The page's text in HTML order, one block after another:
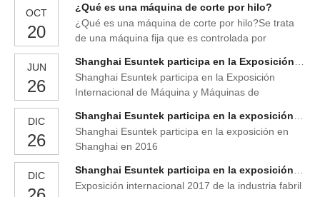
numérico computarizado), además de un hilo
metálico que se desplaza y corta. De esta forma
es posible fabricar y mecanizar piezas de gran
precisión. Las herramientas
OCT
20
¿Qué es una máquina de corte por hilo?
¿Qué es una máquina de corte por hilo?Se trata
de una máquina fija que es controlada por
numérico computarizado), además de un hilo
metálico que se desplaza y corta. De esta forma
es posible fabricar y mecanizar piezas de gran
precisión. Las herramientas
JUN
26
Shanghai Esuntek participa en la Exposición
Internacional de Máquina y Máquinas de
2015-Shanghai Esuntek Maquinaria S.A.
DIC
26
Shanghai Esuntek participa en la exposición en
Shanghai en 2016
DIC
Exposición internacional 2017 de la industria fabril